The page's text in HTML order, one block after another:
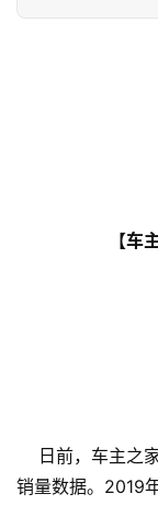
销量数据。2019